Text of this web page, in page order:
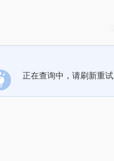
正在查询中，请刷新重试